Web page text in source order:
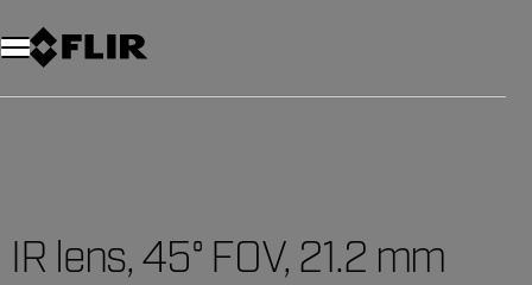
IR lens, 45° FOV, 21.2 mm